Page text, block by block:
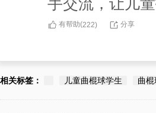
手交流，让儿童
有帮助(222) 分享
相关标签： 儿童曲棍球学生 曲